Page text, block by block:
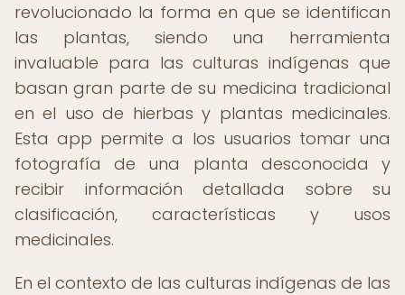
revolucionado la forma en que se identifican
las plantas, siendo una herramienta
invaluable para las culturas indígenas que
basan gran parte de su medicina tradicional
en el uso de hierbas y plantas medicinales.
Esta app permite a los usuarios tomar una
fotografía de una planta desconocida y
recibir información detallada sobre su
clasificación, características y usos
medicinales.
En el contexto de las culturas indígenas de las